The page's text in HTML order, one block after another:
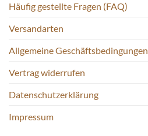
Häufig gestellte Fragen (FAQ)
Versandarten
Allgemeine Geschäftsbedingungen
Vertrag widerrufen
Datenschutzerklärung
Impressum